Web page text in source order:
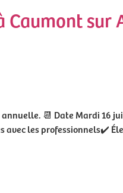
sur
📆 Date Mardi 16
avec les professionnels✔️